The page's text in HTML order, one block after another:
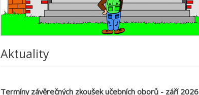
Aktuality
Termíny závěrečných zkoušek učebních oborů - září 2026